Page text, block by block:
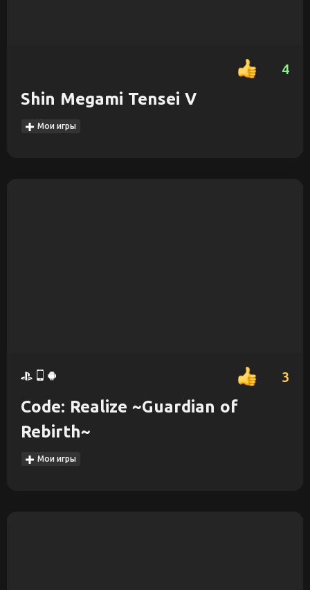
4
Shin Megami Tensei V
Мои игры
3
Code: Realize ~Guardian of
Rebirth~
Мои игры